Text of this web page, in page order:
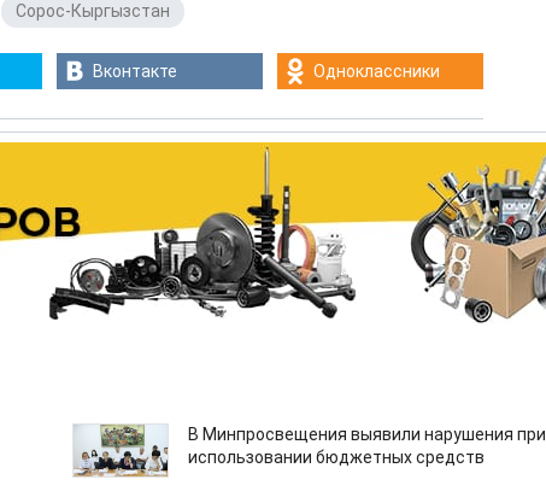
Сорос-Кыргызстан
Вконтакте Одноклассники
В Минпросвещения выявили нарушения при
использовании бюджетных средств